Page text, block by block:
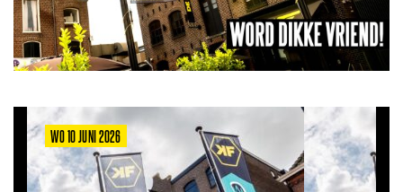
WO 10 JUNI 2026